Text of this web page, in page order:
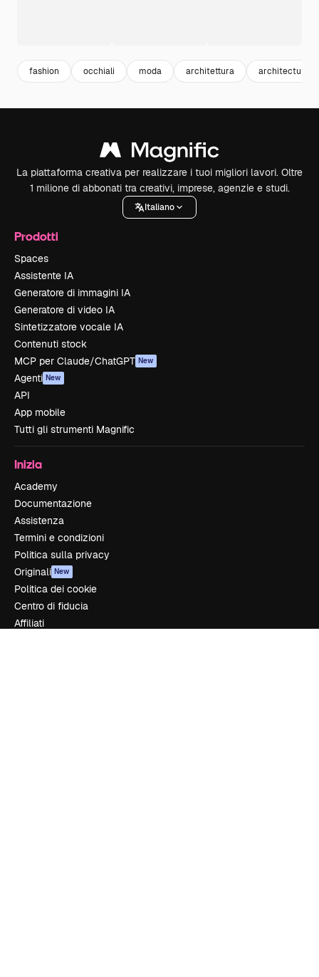
fashion occhiali moda architettura architecture
La piattaforma creativa per realizzare i tuoi migliori lavori. Oltre
1 milione di abbonati tra creativi, imprese, agenzie e studi.
Italiano
Prodotti
Spaces
Assistente IA
Generatore di immagini IA
Generatore di video IA
Sintetizzatore vocale IA
Contenuti stock
MCP per Claude/ChatGPT New
Agenti New
API
App mobile
Tutti gli strumenti Magnific
Inizia
Academy
Documentazione
Assistenza
Termini e condizioni
Politica sulla privacy
Originali New
Politica dei cookie
Centro di fiducia
Affiliati